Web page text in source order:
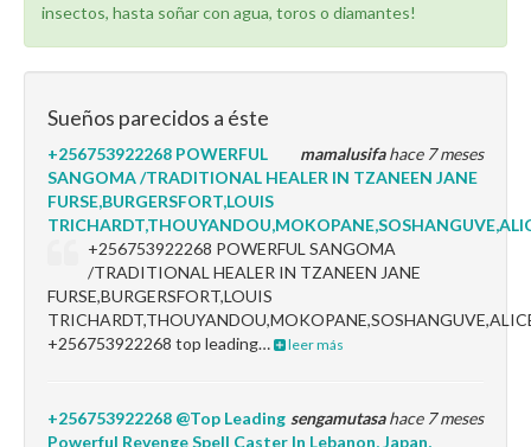
insectos, hasta soñar con agua, toros o diamantes!
Sueños parecidos a éste
mamalusifahace 7 meses
+256753922268 POWERFUL
SANGOMA /TRADITIONAL HEALER IN TZANEEN JANE
FURSE,BURGERSFORT,LOUIS
+256753922268 POWERFUL SANGOMA
/TRADITIONAL HEALER IN TZANEEN JANE
FURSE,BURGERSFORT,LOUIS
+256753922268 top leading…
leer más
sengamutasahace 7 meses
+256753922268 @Top Leading
Powerful Revenge Spell Caster In Lebanon, Japan,